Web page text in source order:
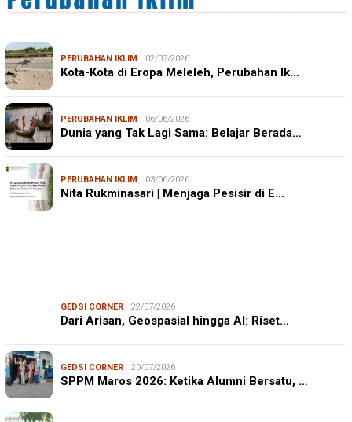
PERUBAHAN IKLIM 02/07/2026
Kota-Kota di Eropa Meleleh, Perubahan Ik…
PERUBAHAN IKLIM 06/06/2026
Dunia yang Tak Lagi Sama: Belajar Berada…
PERUBAHAN IKLIM 03/06/2026
Nita Rukminasari | Menjaga Pesisir di E…
GEDSI CORNER 22/07/2026
Dari Arisan, Geospasial hingga AI: Riset…
GEDSI CORNER 20/07/2026
SPPM Maros 2026: Ketika Alumni Bersatu, …